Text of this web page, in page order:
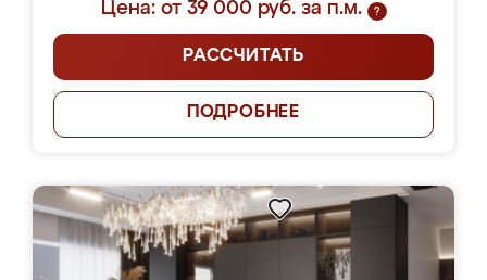
Цена: от 39 000 руб. за п.м.
?
РАССЧИТАТЬ
ПОДРОБНЕЕ